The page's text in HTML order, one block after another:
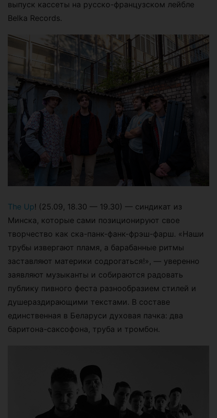
выпуск кассеты на русско-французском лейбле
Belka Records.
The Up! (25.09, 18.30 — 19.30) — синдикат из
Минска, которые сами позиционируют свое
творчество как ска-панк-фанк-фрэш-фарш. «Наши
трубы извергают пламя, а барабанные ритмы
заставляют материки содрогаться!» , — уверенно
заявляют музыканты и собираются радовать
публику пивного феста разнообразием стилей и
душераздирающими текстами. В составе
единственная в Беларуси духовая пачка: два
баритона-саксофона, труба и тромбон.